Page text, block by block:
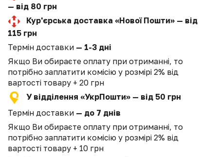
— від 80 грн
Кур'єрська доставка «Нової Пошти» — від
115 грн
Термін доставки — 1-3 дні
Якщо Ви обираєте оплату при отриманні, то
потрібно заплатити комісію у розмірі 2% від
вартості товару + 20 грн
У відділення «УкрПошти» — від 50 грн
Термін доставки — до 7 днів
Якщо Ви обираєте оплату при отриманні, то
потрібно заплатити комісію у розмірі 2% від
вартості товару + 10 грн